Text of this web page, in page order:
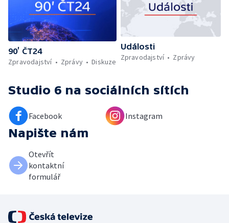
90’ ČT24
Zpravodajství
Zprávy Diskuze
Události
Zpravodajství
Zprávy
Studio 6 na sociálních sítích
Facebook Instagram
Napište nám
Otevřít
kontaktní
formulář